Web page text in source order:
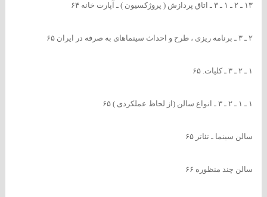
۱۳ ـ ۲ ـ ۱ ـ ۳ ـ اتاق پردازش ( پروژکسیون ) ـ آپارت خانه ۶۴
۲ ـ ۳ ـ برنامه ریزی ، طرح و احداث سینماهای به صرفه در ایران ۶۵
۱ ـ ۲ ـ ۳ ـ کلیات. ۶۵
۱ ـ ۱ ـ ۲ ـ ۳ ـ انواع سالن (از لحاظ عملکردی ) ۶۵
سالن سینما ـ تئاتر ۶۵
سالن چند منظوره ۶۶